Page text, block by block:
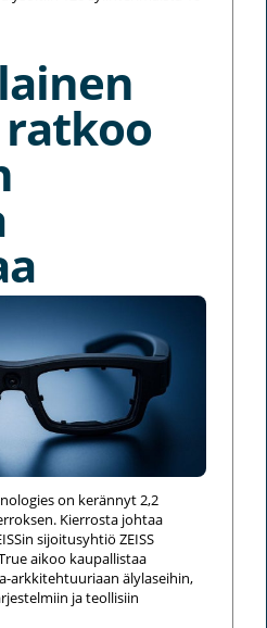
ratkoo
on kerännyt 2,2
Kierrosta johtaa
sijoitusyhtiö ZEISS
aikoo kaupallistaa
arkkitehtuuriaan älylaseihin,
ja teollisiin